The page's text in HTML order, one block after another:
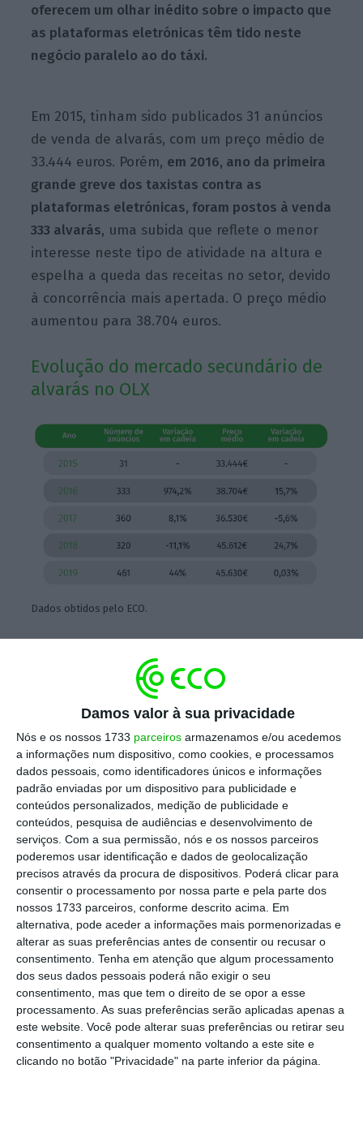
Damos valor à sua privacidade
Nós e os nossos 1733 parceiros armazenamos e/ou acedemos
a informações num dispositivo, como cookies, e processamos
dados pessoais, como identificadores únicos e informações
padrão enviadas por um dispositivo para publicidade e
conteúdos personalizados, medição de publicidade e
conteúdos, pesquisa de audiências e desenvolvimento de
serviços. Com a sua permissão, nós e os nossos parceiros
poderemos usar identificação e dados de geolocalização
precisos através da procura de dispositivos. Poderá clicar para
consentir o processamento por nossa parte e pela parte dos
nossos 1733 parceiros, conforme descrito acima. Em
alternativa, pode aceder a informações mais pormenorizadas e
alterar as suas preferências antes de consentir ou recusar o
consentimento. Tenha em atenção que algum processamento
dos seus dados pessoais poderá não exigir o seu
consentimento, mas que tem o direito de se opor a esse
processamento. As suas preferências serão aplicadas apenas a
este website. Você pode alterar suas preferências ou retirar seu
consentimento a qualquer momento voltando a este site e
clicando no botão "Privacidade" na parte inferior da página.
oferecem um olhar inédito sobre o impacto que
as plataformas eletrónicas têm tido neste
negócio paralelo ao do táxi.
Em 2015, tinham sido publicados 31 anúncios
de venda de alvarás, com um preço médio de
33.444 euros. Porém, em 2016, ano da primeira
grande greve dos taxistas contra as
plataformas eletrónicas, foram postos à venda
333 alvarás, uma subida que reflete o menor
interesse neste tipo de atividade na altura e
espelha a queda das receitas no setor, devido
à concorrência mais apertada. O preço médio
aumentou para 38.704 euros.
Evolução do mercado secundário de
alvarás no OLX
Dados obtidos pelo ECO.
Uber, Bolt e Kapten, o número de táxis em
circulação está sujeito a um contingente
municipal.Este mecanismo permite às
autarquias controlar a oferta deste tipo de
transporte no respetivo município, pelo que
quem pretende entrar no negócio tem de
obter uma licença municipal, válida para um
automóvel que preencha os requisitos legais,
por uma de duas vias: concurso público
lançado pela Câmara Municipal ouaquisição
de um alvará já existente, numa negociação
entre privados que, muitas vezes, começa em
sitesde classificados, como o OLX.
“As licenças municipais são associadas a um
único veículo. Ou seja, um prestador que
possua vários táxis terá que possuir um
número de licenças municipais idêntico ao